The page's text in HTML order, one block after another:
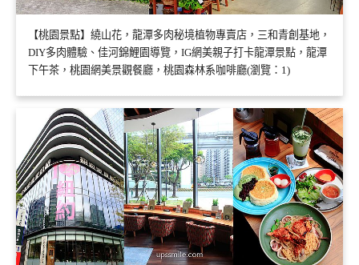
【桃園景點】繞山花，龍潭多肉秘境植物專賣店，三和青創基地，
DIY多肉體驗、佳河錦鯉園導覽，IG網美親子打卡龍潭景點，龍潭
下午茶，桃園網美景觀餐廳，桃園森林系咖啡廳(瀏覽：1)